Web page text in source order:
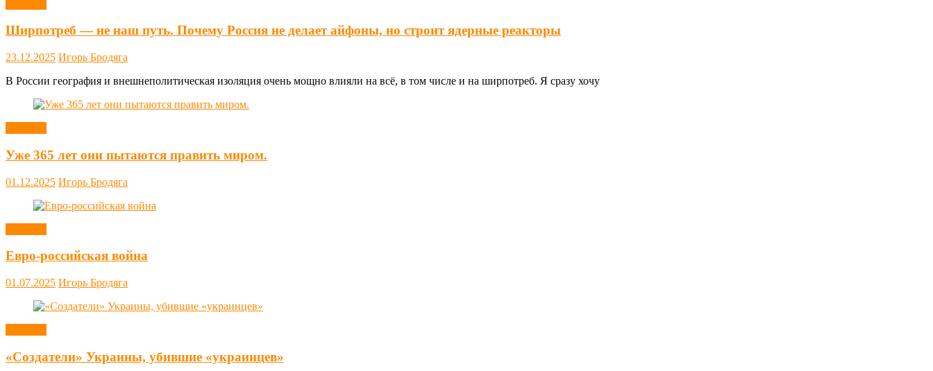
Ширпотреб — не наш путь. Почему Россия не делает айфоны, но строит ядерные реакторы
23.12.2025 Игорь Бродяга
В России география и внешнеполитическая изоляция очень мощно влияли на всё, в том числе и на ширпотреб. Я сразу хочу
Уже 365 лет они пытаются править миром.
01.12.2025 Игорь Бродяга
Евро-российская война
01.07.2025 Игорь Бродяга
«Создатели» Украины, убившие «украинцев»